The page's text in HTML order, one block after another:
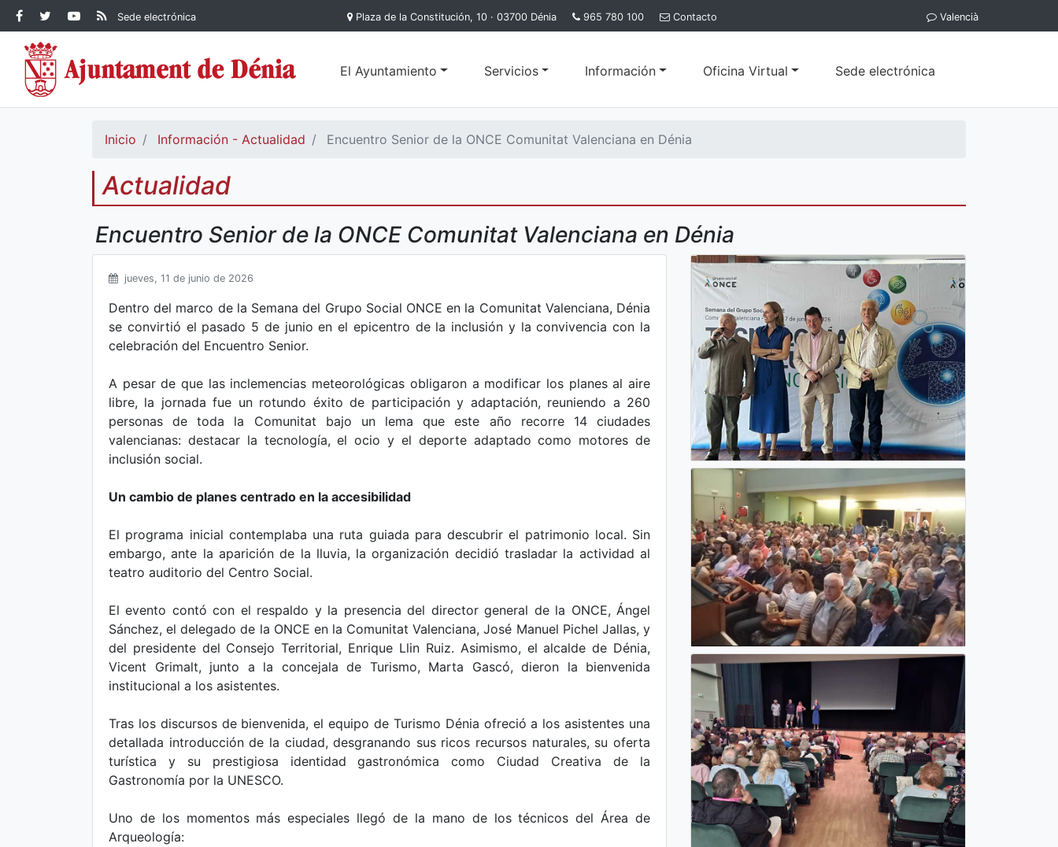
Contenido principal
Facebook Ayuntamiento de
Dénia
Ayuntamiento de Dénia
YouTube
Ayuntamiento de
RSS Actualidad
Ayuntamiento de
Sede electrónica Plaza de la Constitución, 10 · 03700 Dénia 965 780 100 Contacto Valencià
El Ayuntamiento Servicios Información Oficina Virtual Sede electrónica
Inicio Información - Actualidad Encuentro Senior de la ONCE Comunitat Valenciana en Dénia
Actualidad
Encuentro Senior de la ONCE Comunitat Valenciana en Dénia
jueves, 11 de junio de 2026
Dentro del marco de la Semana del Grupo Social ONCE en la Comunitat Valenciana, Dénia
se convirtió el pasado 5 de junio en el epicentro de la inclusión y la convivencia con la
celebración del Encuentro Senior.
A pesar de que las inclemencias meteorológicas obligaron a modificar los planes al aire
libre, la jornada fue un rotundo éxito de participación y adaptación, reuniendo a 260
personas de toda la Comunitat bajo un lema que este año recorre 14 ciudades
valencianas: destacar la tecnología, el ocio y el deporte adaptado como motores de
inclusión social.
Un cambio de planes centrado en la accesibilidad
El programa inicial contemplaba una ruta guiada para descubrir el patrimonio local. Sin
embargo, ante la aparición de la lluvia, la organización decidió trasladar la actividad al
teatro auditorio del Centro Social.
El evento contó con el respaldo y la presencia del director general de la ONCE, Ángel
Sánchez, el delegado de la ONCE en la Comunitat Valenciana, José Manuel Pichel Jallas, y
del presidente del Consejo Territorial, Enrique Llin Ruiz. Asimismo, el alcalde de Dénia,
Vicent Grimalt, junto a la concejala de Turismo, Marta Gascó, dieron la bienvenida
institucional a los asistentes.
Tras los discursos de bienvenida, el equipo de Turismo Dénia ofreció a los asistentes una
detallada introducción de la ciudad, desgranando sus ricos recursos naturales, su oferta
turística y su prestigiosa identidad gastronómica como Ciudad Creativa de la
Gastronomía por la UNESCO.
Uno de los momentos más especiales llegó de la mano de los técnicos del Área de
Arqueología: